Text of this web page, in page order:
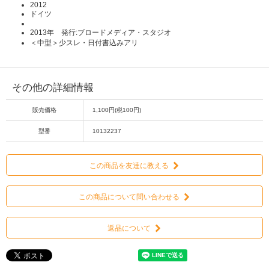
2012
ドイツ
2013年 発行:ブロードメディア・スタジオ
＜中型＞少スレ・日付書込みアリ
その他の詳細情報
販売価格 1,100円(税100円)
型番 10132237
この商品を友達に教える
この商品について問い合わせる
返品について